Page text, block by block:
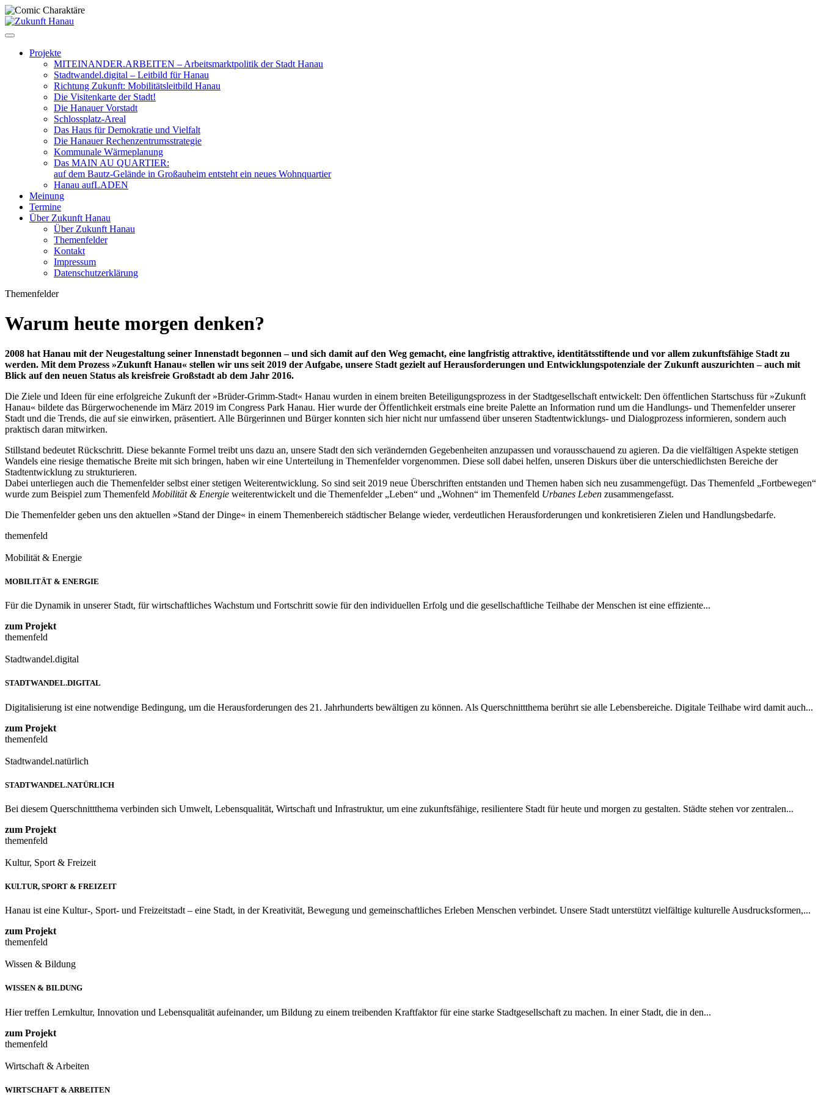
Zum
Projekte
MITEINANDER.ARBEITEN – Arbeitsmarktpolitik der Stadt Hanau
Stadtwandel.digital – Leitbild für Hanau
Richtung Zukunft: Mobilitätsleitbild Hanau
Die Visitenkarte der Stadt!
Die Hanauer Vorstadt
Schlossplatz-Areal
Das Haus für Demokratie und Vielfalt
Die Hanauer Rechenzentrumsstrategie
Kommunale Wärmeplanung
Das MAIN AU QUARTIER:
auf dem Bautz-Gelände in Großauheim entsteht ein neues Wohnquartier
Hanau aufLADEN
Meinung
Termine
Über Zukunft Hanau
Über Zukunft Hanau
Themenfelder
Kontakt
Impressum
Datenschutzerklärung
Themenfelder
Warum heute morgen denken?
2008 hat Hanau mit der Neugestaltung seiner Innenstadt begonnen – und sich damit auf den Weg gemacht, eine langfristig attraktive, identitätsstiftende und vor allem zukunftsfähige Stadt zu
werden. Mit dem Prozess »Zukunft Hanau« stellen wir uns seit 2019 der Aufgabe, unsere Stadt gezielt auf Herausforderungen und Entwicklungspotenziale der Zukunft auszurichten – auch mit
Blick auf den neuen Status als kreisfreie Großstadt ab dem Jahr 2016.
Die Ziele und Ideen für eine erfolgreiche Zukunft der »Brüder-Grimm-Stadt« Hanau wurden in einem breiten Beteiligungsprozess in der Stadtgesellschaft entwickelt: Den öffentlichen Startschuss für »Zukunft
Hanau« bildete das Bürgerwochenende im März 2019 im Congress Park Hanau. Hier wurde der Öffentlichkeit erstmals eine breite Palette an Information rund um die Handlungs- und Themenfelder unserer
Stadt und die Trends, die auf sie einwirken, präsentiert. Alle Bürgerinnen und Bürger konnten sich hier nicht nur umfassend über unseren Stadtentwicklungs- und Dialogprozess informieren, sondern auch
praktisch daran mitwirken.
Stillstand bedeutet Rückschritt. Diese bekannte Formel treibt uns dazu an, unsere Stadt den sich verändernden Gegebenheiten anzupassen und vorausschauend zu agieren. Da die vielfältigen Aspekte stetigen
Wandels eine riesige thematische Breite mit sich bringen, haben wir eine Unterteilung in Themenfelder vorgenommen. Diese soll dabei helfen, unseren Diskurs über die unterschiedlichsten Bereiche der
Stadtentwicklung zu strukturieren.
Dabei unterliegen auch die Themenfelder selbst einer stetigen Weiterentwicklung. So sind seit 2019 neue Überschriften entstanden und Themen haben sich neu zusammengefügt. Das Themenfeld „Fortbewegen“
wurde zum Beispiel zum Themenfeld Mobilität & Energie weiterentwickelt und die Themenfelder „Leben“ und „Wohnen“ im Themenfeld Urbanes Leben zusammengefasst.
Die Themenfelder geben uns den aktuellen »Stand der Dinge« in einem Themenbereich städtischer Belange wieder, verdeutlichen Herausforderungen und konkretisieren Zielen und Handlungsbedarfe.
themenfeld
Mobilität & Energie
MOBILITÄT & ENERGIE
Für die Dynamik in unserer Stadt, für wirtschaftliches Wachstum und Fortschritt sowie für den individuellen Erfolg und die gesellschaftliche Teilhabe der Menschen ist eine effiziente...
zum Projekt
themenfeld
Stadtwandel.digital
STADTWANDEL.DIGITAL
Digitalisierung ist eine notwendige Bedingung, um die Herausforderungen des 21. Jahrhunderts bewältigen zu können. Als Querschnittthema berührt sie alle Lebensbereiche. Digitale Teilhabe wird damit auch...
zum Projekt
themenfeld
Stadtwandel.natürlich
STADTWANDEL.NATÜRLICH
Bei diesem Querschnittthema verbinden sich Umwelt, Lebensqualität, Wirtschaft und Infrastruktur, um eine zukunftsfähige, resilientere Stadt für heute und morgen zu gestalten. Städte stehen vor zentralen...
zum Projekt
themenfeld
Kultur, Sport & Freizeit
KULTUR, SPORT & FREIZEIT
Hanau ist eine Kultur-, Sport- und Freizeitstadt – eine Stadt, in der Kreativität, Bewegung und gemeinschaftliches Erleben Menschen verbindet. Unsere Stadt unterstützt vielfältige kulturelle Ausdrucksformen,...
zum Projekt
themenfeld
Wissen & Bildung
WISSEN & BILDUNG
Hier treffen Lernkultur, Innovation und Lebensqualität aufeinander, um Bildung zu einem treibenden Kraftfaktor für eine starke Stadtgesellschaft zu machen. In einer Stadt, die in den...
zum Projekt
themenfeld
Wirtschaft & Arbeiten
WIRTSCHAFT & ARBEITEN